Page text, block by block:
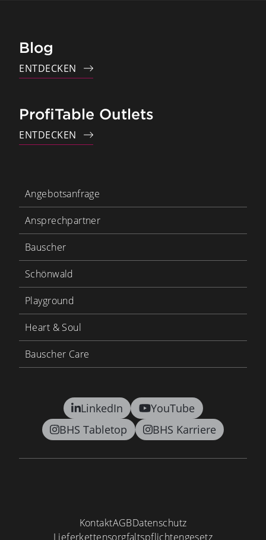
Blog
ENTDECKEN
ProfiTable Outlets
ENTDECKEN
LinkedIn
YouTube
BHS Tabletop
BHS Karriere
Angebotsanfrage
Ansprechpartner
Bauscher
Schönwald
Playground
Heart & Soul
Bauscher Care
KontaktAGBDatenschutz
Lieferkettensorgfaltspflichtengesetz